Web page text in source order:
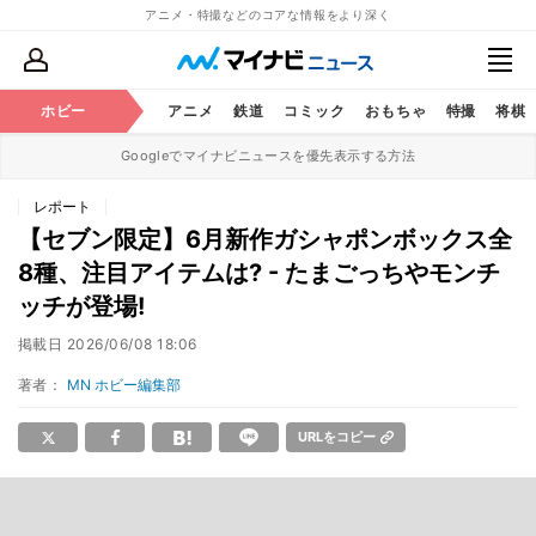
アニメ・特撮などのコアな情報をより深く
ホビー アニメ 鉄道 コミック おもちゃ 特撮 将棋
Googleでマイナビニュースを優先表示する方法
レポート
【セブン限定】6月新作ガシャポンボックス全
8種、注目アイテムは? - たまごっちやモンチ
ッチが登場!
掲載日 2026/06/08 18:06
著者： MN ホビー編集部
URLをコピー